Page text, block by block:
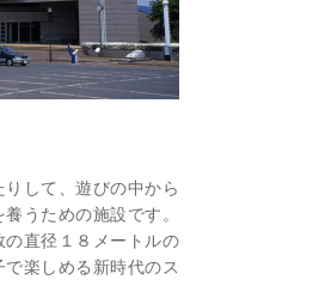
して、遊びの中から
うための施設です。
直径１８メートルの
楽しめる新時代のス